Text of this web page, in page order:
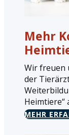
Mehr
Wir freuen
der
Heimtiere“
MEHR